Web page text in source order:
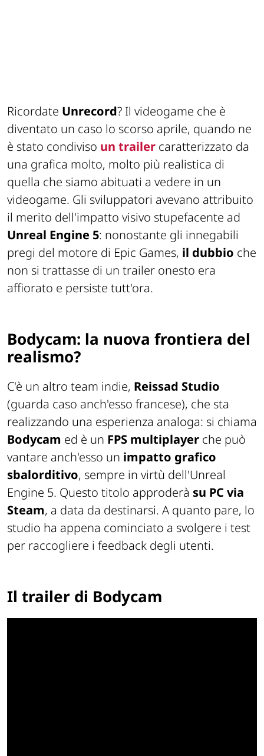
Ricordate Unrecord? Il videogame che è
diventato un caso lo scorso aprile, quando ne
è stato condiviso un trailer caratterizzato da
una grafica molto, molto più realistica di
quella che siamo abituati a vedere in un
videogame. Gli sviluppatori avevano attribuito
il merito dell'impatto visivo stupefacente ad
Unreal Engine 5: nonostante gli innegabili
pregi del motore di Epic Games, il dubbio che
non si trattasse di un trailer onesto era
affiorato e persiste tutt'ora.
Bodycam: la nuova frontiera del
realismo?
C'è un altro team indie, Reissad Studio
(guarda caso anch'esso francese), che sta
realizzando una esperienza analoga: si chiama
Bodycam ed è un FPS multiplayer che può
vantare anch'esso un impatto grafico
sbalorditivo, sempre in virtù dell'Unreal
Engine 5. Questo titolo approderà su PC via
Steam, a data da destinarsi. A quanto pare, lo
studio ha appena cominciato a svolgere i test
per raccogliere i feedback degli utenti.
Il trailer di Bodycam